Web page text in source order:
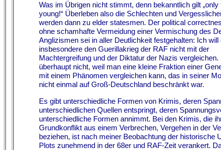
Was im Übrigen nicht stimmt, denn bekanntlich gilt „only
young!“ Überleben also die Schlechten und
werden dann zu elder statesmen. Der political
ohne schamhafte Vermeidung einer Vermischung des
Anglizismen sei in aller Deutlichkeit festgehalten: Ich will
insbesondere den Guerillakrieg der RAF nicht mit der
Machtergreifung und der Diktatur der Nazis vergleichen.
überhaupt nicht, weil man eine kleine Fraktion einer
mit einem Phänomen vergleichen kann, das in seiner
nicht einmal auf Groß-Deutschland beschränkt war.
Es gibt unterschiedliche Formen von Krimis, deren
unterschiedlichen Quellen entspringt, deren
unterschiedliche Formen annimmt. Bei den Krimis, die
Grundkonflikt aus einem Verbrechen, Vergehen in der
beziehen, ist nach meiner Beobachtung der historische
Plots zunehmend in der 68er und RAF-Zeit verankert.